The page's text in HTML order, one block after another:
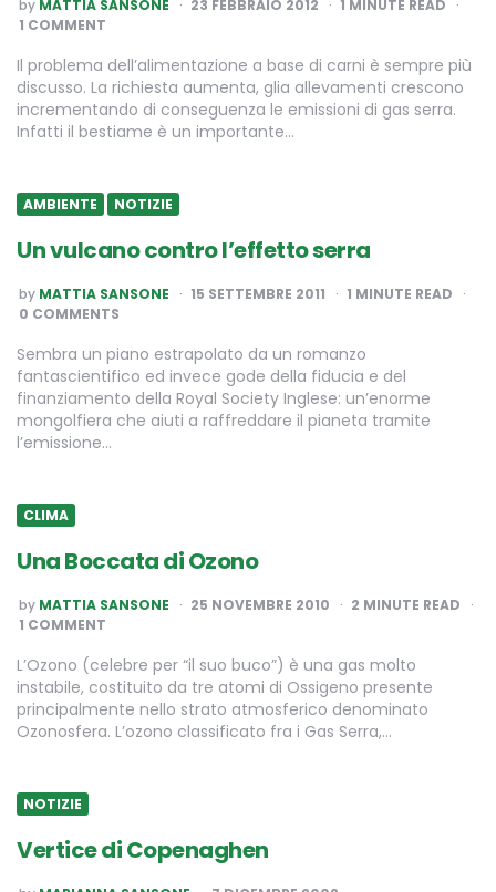
BY
by MATTIA SANSONE 23 FEBBRAIO 2012 1 MINUTE READ
1 COMMENT
Il problema dell’alimentazione a base di carni è sempre più
discusso. La richiesta aumenta, glia allevamenti crescono
incrementando di conseguenza le emissioni di gas serra.
Infatti il bestiame è un importante…
AMBIENTE NOTIZIE
Un vulcano contro l’effetto serra
POSTED
BY
by MATTIA SANSONE 15 SETTEMBRE 2011 1 MINUTE READ
0 COMMENTS
Sembra un piano estrapolato da un romanzo
fantascientifico ed invece gode della fiducia e del
finanziamento della Royal Society Inglese: un’enorme
mongolfiera che aiuti a raffreddare il pianeta tramite
l’emissione…
CLIMA
Una Boccata di Ozono
POSTED
BY
by MATTIA SANSONE 25 NOVEMBRE 2010 2 MINUTE READ
1 COMMENT
L’Ozono (celebre per “il suo buco”) è una gas molto
instabile, costituito da tre atomi di Ossigeno presente
principalmente nello strato atmosferico denominato
Ozonosfera. L’ozono classificato fra i Gas Serra,…
NOTIZIE
Vertice di Copenaghen